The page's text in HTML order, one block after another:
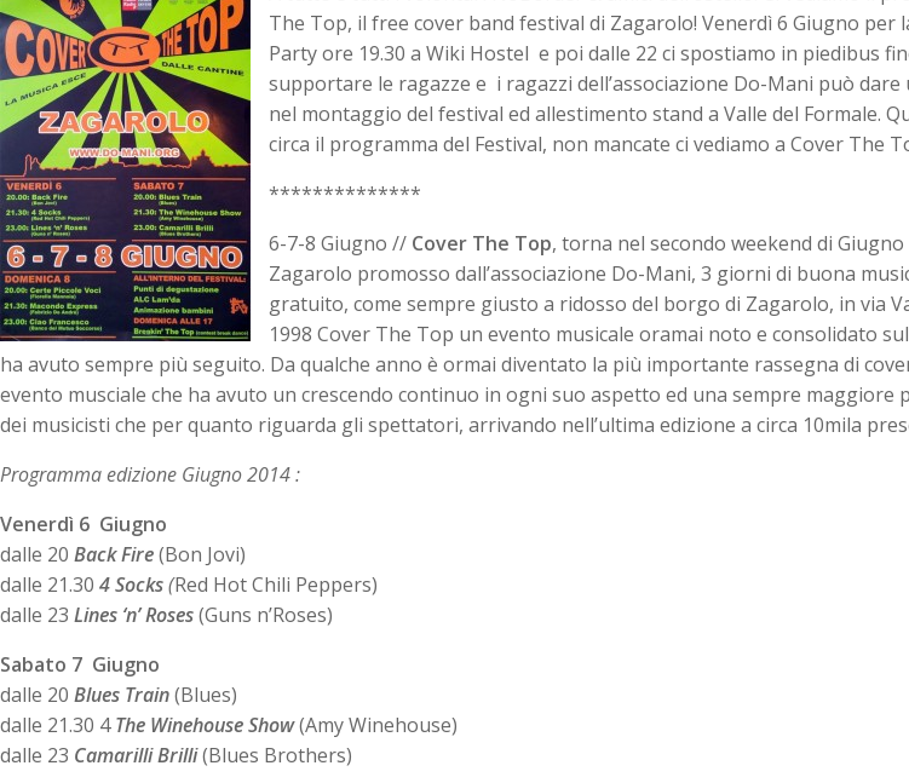
The Top, il free cover band festival di Zagarolo! Venerdì 6 Giugno per
Party ore 19.30 a Wiki Hostel e poi dalle 22 ci spostiamo in piedibus
supportare le ragazze e i ragazzi dell’associazione Do-Mani può dare
nel montaggio del festival ed allestimento stand a Valle del Formale.
circa il programma del Festival, non mancate ci vediamo a Cover The
**************
6-7-8 Giugno // Cover The Top, torna nel secondo weekend di
Zagarolo promosso dall’associazione Do-Mani, 3 giorni di buona
gratuito, come sempre giusto a ridosso del borgo di Zagarolo, in via
1998 Cover The Top un evento musicale oramai noto e consolidato
ha avuto sempre più seguito. Da qualche anno è ormai diventato la più importante rassegna di
evento musciale che ha avuto un crescendo continuo in ogni suo aspetto ed una sempre maggiore
dei musicisti che per quanto riguarda gli spettatori, arrivando nell’ultima edizione a circa 10mila
Programma edizione Giugno 2014 :
Venerdì 6 Giugno
dalle 20 Back Fire(Bon Jovi)
dalle 21.30 4 Socks(Red Hot Chili Peppers)
dalle 23 Lines ‘n’ Roses(Guns n’Roses)
Sabato 7 Giugno
dalle 20 Blues Train(Blues)
dalle 21.30 4The Winehouse Show(Amy Winehouse)
dalle 23 Camarilli Brilli(Blues Brothers)